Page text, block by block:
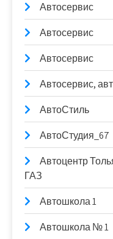
Автосервис
Автосервис
Автосервис
Автосервис,
АвтоСтиль
АвтоСтудия_67
Автоцентр
ГАЗ
Автошкола 1
Автошкола № 1